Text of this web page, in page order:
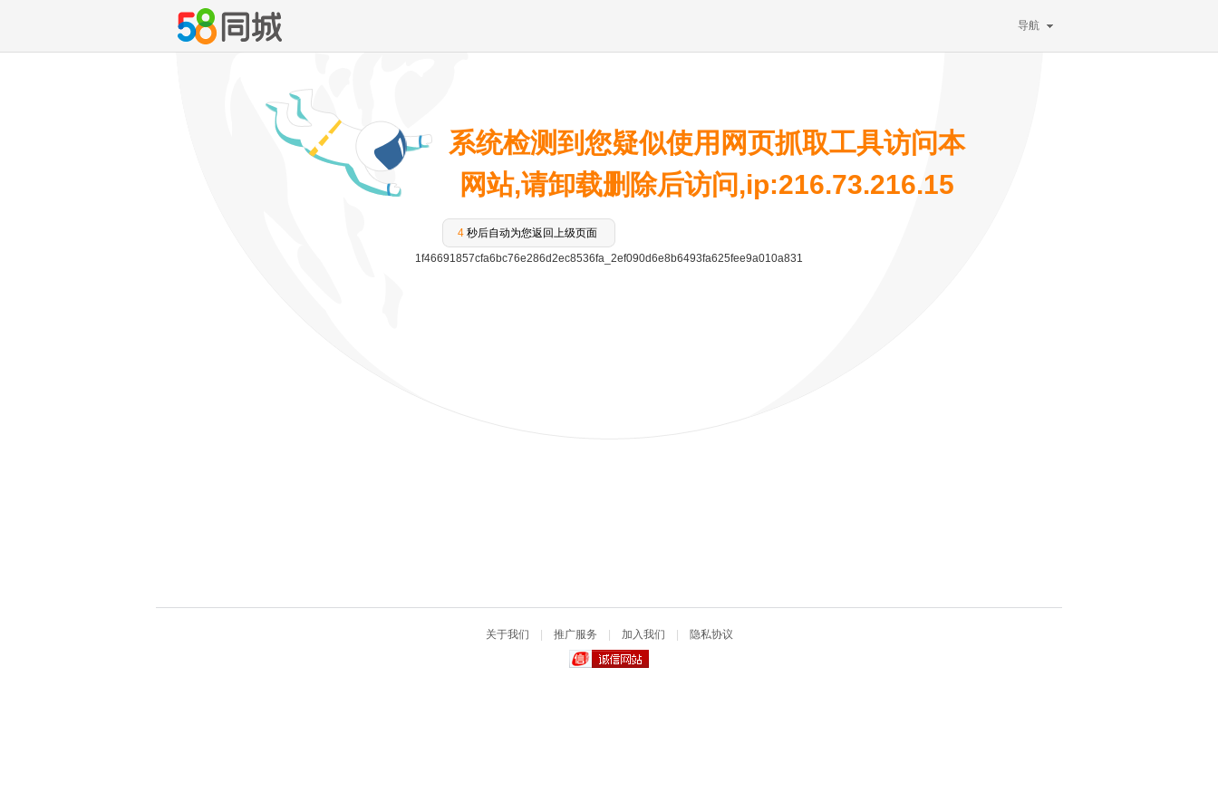
导航
系统检测到您疑似使用网页抓取工具访问本
网站,请卸载删除后访问,ip:216.73.216.15
4 秒后自动为您返回上级页面
1f46691857cfa6bc76e286d2ec8536fa_2ef090d6e8b6493fa625fee9a010a831
关于我们 推广服务 加入我们 隐私协议